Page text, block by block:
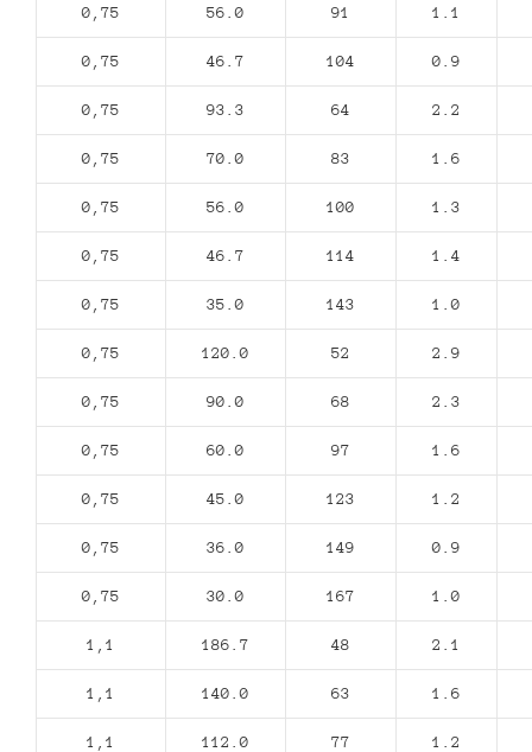
0,75 56.0 91 1.1
0,75 46.7 104 0.9
0,75 93.3 64 2.2
0,75 70.0 83 1.6
0,75 56.0 100 1.3
0,75 46.7 114 1.4
0,75 35.0 143 1.0
0,75 120.0 52 2.9
0,75 90.0 68 2.3
0,75 60.0 97 1.6
0,75 45.0 123 1.2
0,75 36.0 149 0.9
0,75 30.0 167 1.0
1,1 186.7 48 2.1
1,1 140.0 63 1.6
1,1 112.0 77 1.2